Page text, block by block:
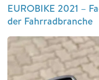
EUROBIKE 2021 –
der Fahrradbranche